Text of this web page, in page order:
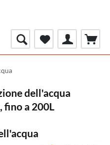
dell'acqua
fino a 200L